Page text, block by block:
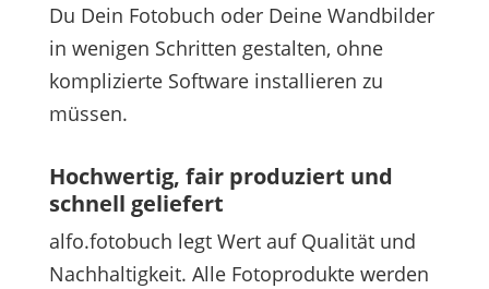
Du Dein Fotobuch oder Deine Wandbilder
in wenigen Schritten gestalten, ohne
komplizierte Software installieren zu
müssen.
Hochwertig, fair produziert und
schnell geliefert
alfo.fotobuch legt Wert auf Qualität und
Nachhaltigkeit. Alle Fotoprodukte werden